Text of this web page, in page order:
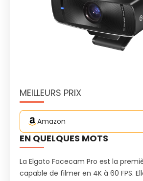
MEILLEURS PRIX
Amazon
EN QUELQUES MOTS
La Elgato Facecam Pro est la
capable de filmer en 4K à 60 FPS.